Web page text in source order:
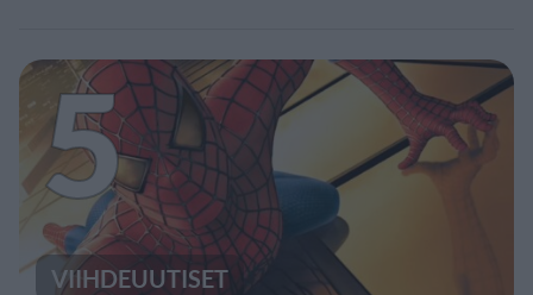
5
VIIHDEUUTISET